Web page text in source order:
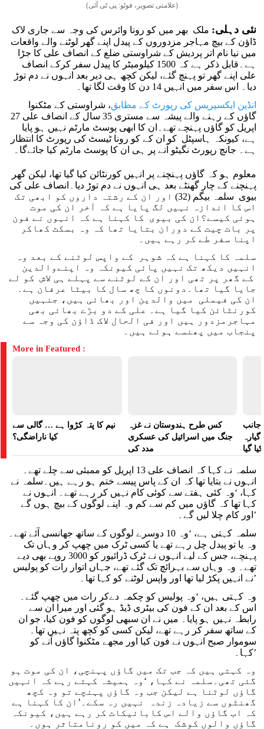
(علامتی تصویر، فوٹو: پی ٹی آئی)
نئی دہلی: ملک بھر میں کو رونا وائرس کی وجہ سے جاری لاک
ڈاؤن کے بیچ مہاجر مزدوروں کے پیدل اپنے گھر لوٹنے والے واقعات
میں نیا نام اتر پردیش کے شراوستی ضلع کے انصاف علی کا جڑا
ہے۔قابل ذکر ہے کہ 1500 کیلومیٹر کا پیدل سفر کرکے انصاف
علی اپنے گھر تو پہنچ گئے، لیکن کچھ ہی دیر بعد انہوں نے دم توڑ
دیا۔ اس سفر میں انہیں 14 دن کا وقت لگا تھا۔
انڈین ایکسپریس کی رپورٹ کے مطابق، شراوستی کے مٹکنوا
گاؤں کے رہنے والے پیشہ سے مستری 35 سال کے انصاف علی 27
اپریل کو گاؤں پہنچے تھے۔ان کا ابھی پوسٹ مارٹم نہیں ہو پایا
ہے، کیونکہ ہاسپٹل کو ان کے کو رونا ٹیسٹ کی رپورٹ کا انتظار
ہے۔ جانچ رپورٹ نگیٹو آنے پر ہی ان کا پوسٹ مارٹم کیا جائےگا۔
معلوم ہو کہ گاؤں پہنچنے پر انہیں کورنٹائن کیا گیا تھا، لیکن گھر
پہنچنے کے چار گھنٹے بعد ہی انہوں نے دم توڑ دیا۔انصاف علی کی
بیوی سلمہ بیگم (32) اور ان کے رشتہ داروں کو ابھی تک
اس کا اندازہ نہیں لگ پایا ہے کہ آخر ان کی موت
ہوئی کیسے؟ان کی بیوی کا کہنا ہے کہ انہوں نے فون
پر بات چیت کے دوران بتایا تھا کہ وہ بسکٹ کھاکر
اپنا سفر طے کر رہے ہیں۔
سلمہ کا کہنا ہے کہ شوہر کے واپس لوٹنے کے بعد وہ
انہیں دیکھ تک نہیں پائی کیونکہ وہ اپنےوالدین
کے گھر پر تھی اور ان کے لوٹنے سے پہلے ہی لاش کو لے
جایا گیا تھا۔دونوں کا چھ سال کا بیٹا عرفان ہے۔
ان کی فیملی میں والدین اور بھائی ہیں، جنہیں
کورنٹائن کیا گیا ہے۔ علی کے دو بڑے بھائی بھی
مہاجرمزدور ہیں اور فی الحال لاک ڈاؤن کی وجہ سے
پنجاب میں پھنسے ہوئے ہیں۔
More in Featured :
نیم کا پتہ کڑوا ہے … گالی سے
کیا ناراضگی؟
کس طرح ہندوستان نے غزہ
جنگ میں اسرائیل کی عسکری
مدد کی
جانب
گیا
سلمہ نے کہا کہ انصاف علی 13 اپریل کو ممبئی سے چلے تھے۔
انہوں نے بتایا تھا کہ ان کے پاس پیسے ختم ہو رہے ہیں۔سلمہ نے
کہا، ‘وہ کئی ہفتے سے کوئی کام نہیں کر رہے تھے۔ انہوں نے
کہا تھا کہ گاؤں میں کم سے کم وہ اپنے لوگوں کے بیچ ہوں گے
اور کام چلا لیں گے۔’
سلمہ کہتی ہے، ‘وہ 10 دوسرے لوگوں کے ساتھ جھانسی آئے تھے۔
وہ یا تو پیدل چل رہے تھے یا کسی ٹرک میں چھپ کر وہاں تک
پہنچے، جس کے لیے انہوں نے ٹرک ڈرائیور کو 3000 روپے بھی دیے
تھے۔ وہ وہاں سے بہرائچ تک گئے تھے، جہاں اتوار رات کو پولیس
نے انہیں پکڑ لیا تھا اور واپس لوٹنے کو کہا تھا۔’
وہ کہتی ہیں، ‘وہ پولیس کو چکمہ دےکر رات میں چھپ گئے۔
اس کے بعد ان کے فون کی بیٹری ڈیڈ ہو گئی اور میرا ان سے
رابطہ نہیں ہو پایا۔ میں نے ان سبھی لوگوں کو فون کیا، جو ان
کے ساتھ سفر کر رہے تھے، لیکن کسی کو کچھ پتہ نہیں تھا۔
سوموار صبح انہوں نے فون کیا اور مجھے مٹکنوا گاؤں آنے کو
کہا۔’
وہ کہتی ہیں کہ جب تک میں گاؤں پہنچی، ان کی موت ہو
گئی تھی۔سلمہ نے کہا، ‘وہ ہمیشہ کہتے رہے کہ انہیں
گاؤں لوٹنا ہے لیکن جب وہ گاؤں پہنچے تو وہ کچھ
گھنٹوں سے زیادہ زندہ نہیں رہ سکے۔’ان کا کہنا ہے
کہ اب گاؤں والے اس کابائیکاٹ کر رہے ہیں، کیونکہ
گاؤں والوں کوشک ہے کہ میں کو رونامتاثر ہوں۔